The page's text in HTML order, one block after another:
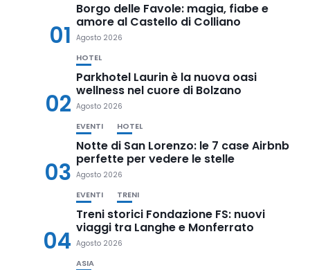
01
Borgo delle Favole: magia, fiabe e
amore al Castello di Colliano
Agosto 2026
02
HOTEL
Parkhotel Laurin è la nuova oasi
wellness nel cuore di Bolzano
Agosto 2026
03
EVENTI HOTEL
Notte di San Lorenzo: le 7 case Airbnb
perfette per vedere le stelle
Agosto 2026
04
EVENTI TRENI
Treni storici Fondazione FS: nuovi
viaggi tra Langhe e Monferrato
Agosto 2026
ASIA